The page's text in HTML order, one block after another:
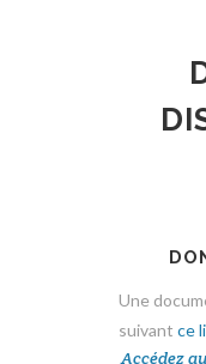
Une
suivant ce
Accédez